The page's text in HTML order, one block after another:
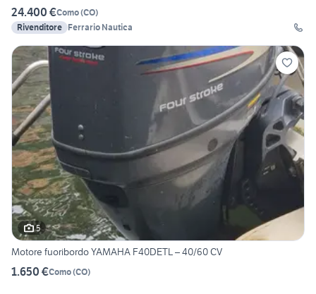
24.400 €Como(CO)
Rivenditore Ferrario Nautica
5
Motore fuoribordo YAMAHA F40DETL – 40/60 CV
1.650 €Como(CO)